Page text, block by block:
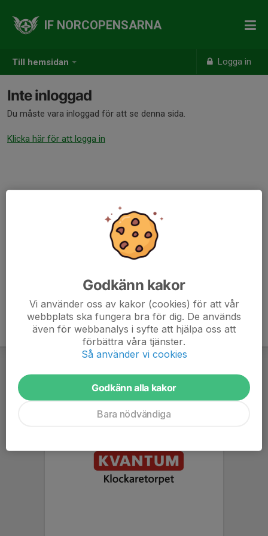
Till hemsidan Logga in
IF NORCOPENSARNA
Inte inloggad
Du måste vara inloggad för att se denna sida.
Klicka här för att logga in
Godkänn kakor
Vi använder oss av kakor (cookies) för att vår
webbplats ska fungera bra för dig. De används
även för webbanalys i syfte att hjälpa oss att
förbättra våra tjänster.
Så använder vi cookies
Godkänn alla kakor
Bara nödvändiga